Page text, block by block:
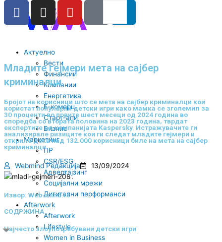
content
RS
ENG
F
a
b
o
o
I
n
s
a
g
r
a
m
Y
o
u
b
e
i
t
i
k
t
k
-
i
n
d
Search
Актуелно
Вести
Финансии
Компании
Енергетика
Е-комерц
Старт-апи
Бизнис
Маркетинг
ПР
CSR/ESG
Адвертајзинг
Социјални мрежи
Дигитални перформанси
Afterwork
Afterwork
Lifestyle
Women in Business
Младите гејмери мета на сајбер
криминалци
Бројот на корисници што се мета на сајбер криминалци кои
користат популарни детски игри како мамка се зголемил за
30 проценти во првите шест месеци од 2024 година во
споредба со втората половина на 2023 година, тврдат
експертите од компанијата Kaspersky. Истражувачите ги
анализирале ризиците кои ги следат младите гејмери и
откриле дека над 132.000 корисници биле на мета на сајбер
криминалци.
Webmind Редакција 13/09/2024
Извор: Web-mind.rs
СОДРЖИНА
Најчесто злоупотребувани детски игри